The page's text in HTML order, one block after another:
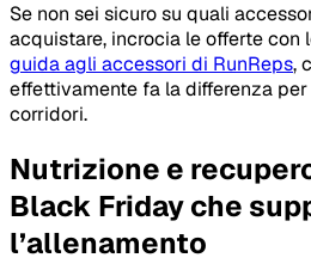
Se non sei sicuro su quali
acquistare, incrocia le offerte con
guida agli accessori di RunReps,
effettivamente fa la differenza
corridori.
Nutrizione e
Black Friday che
l’allenamento